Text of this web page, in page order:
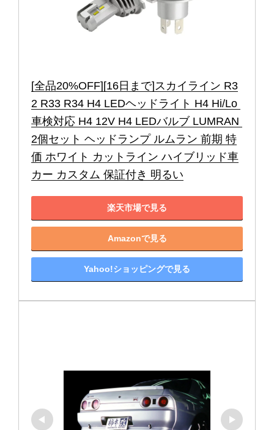
[全品20%OFF][16日まで]スカイライン R3
2 R33 R34 H4 LEDヘッドライト H4 Hi/Lo
車検対応 H4 12V H4 LEDバルブ LUMRAN
2個セット ヘッドランプ ルムラン 前期 特
価 ホワイト カットライン ハイブリッド車
カー カスタム 保証付き 明るい
楽天市場で見る
Amazonで見る
Yahoo!ショッピングで見る